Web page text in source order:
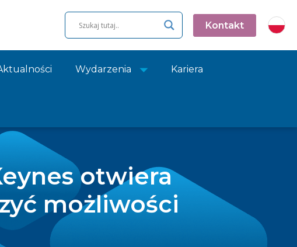
Kontakt
Wydarzenia Kariera
otwiera
możliwości